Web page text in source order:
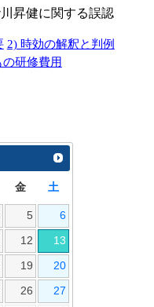
昇健に関する誤認
2) 時効の解釈と判例
の研修費用
金 土
5 6
12 13
19 20
26 27